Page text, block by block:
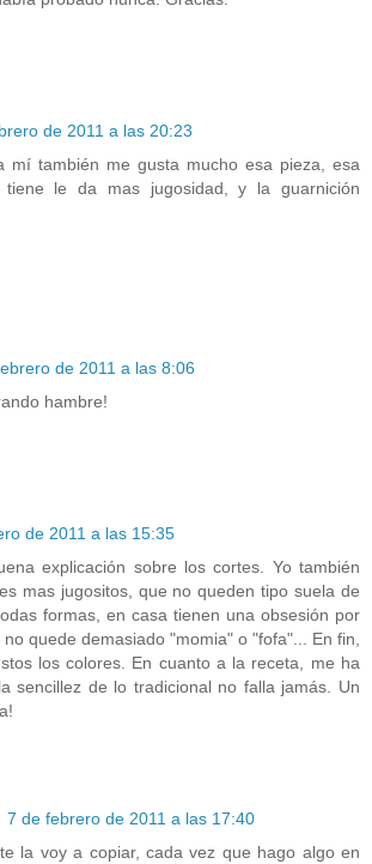
de 2011 a las 20:23
mí también me gusta mucho esa pieza, esa
tiene le da mas jugosidad, y la guarnición
de 2011 a las 8:06
hambre!
de 2011 a las 15:35
explicación sobre los cortes. Yo también
mas jugositos, que no queden tipo suela de
formas, en casa tienen una obsesión por
quede demasiado "momia" o "fofa"... En fin,
los colores. En cuanto a la receta, me ha
sencillez de lo tradicional no falla jamás. Un
7 de febrero de 2011 a las 17:40
la voy a copiar, cada vez que hago algo en